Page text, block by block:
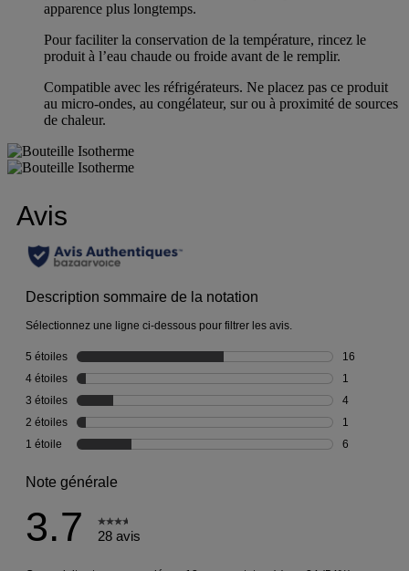
apparence plus longtemps.
Pour faciliter la conservation de la température, rincez le
produit à l’eau chaude ou froide avant de le remplir.
Compatible avec les réfrigérateurs. Ne placez pas ce produit
au micro-ondes, au congélateur, sur ou à proximité de sources
de chaleur.